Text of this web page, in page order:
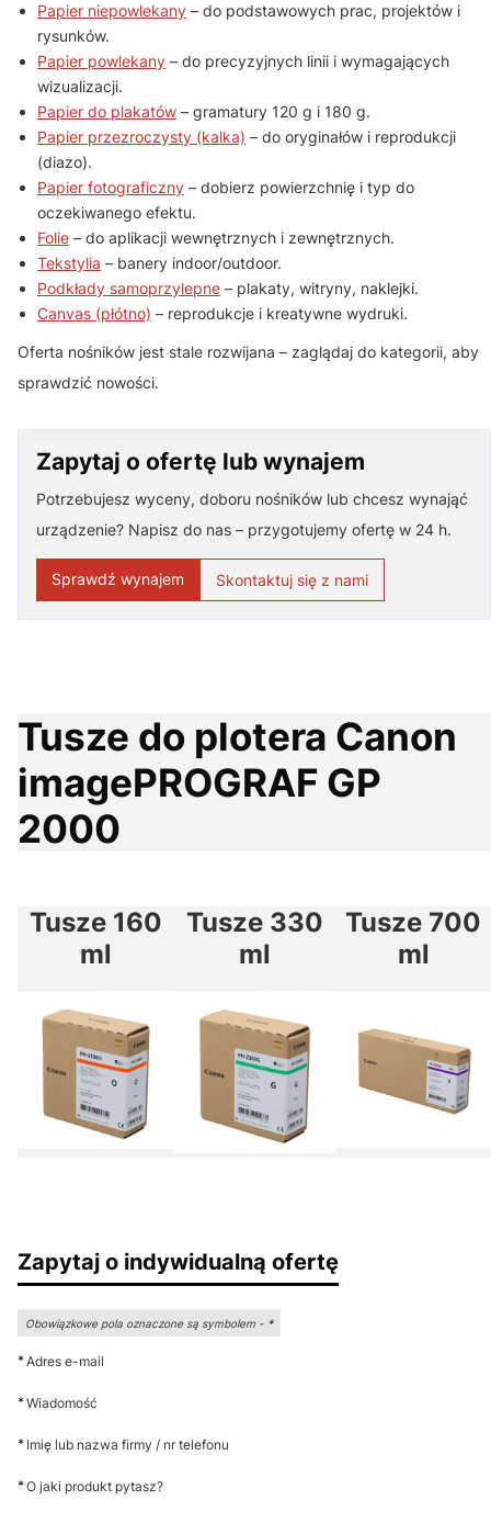
Papier niepowlekany – do podstawowych prac, projektów i
rysunków.
Papier powlekany – do precyzyjnych linii i wymagających
wizualizacji.
Papier do plakatów – gramatury 120 g i 180 g.
Papier przezroczysty (kalka) – do oryginałów i reprodukcji
(diazo).
Papier fotograficzny – dobierz powierzchnię i typ do
oczekiwanego efektu.
Folie – do aplikacji wewnętrznych i zewnętrznych.
Tekstylia – banery indoor/outdoor.
Podkłady samoprzylepne – plakaty, witryny, naklejki.
Canvas (płótno) – reprodukcje i kreatywne wydruki.
Oferta nośników jest stale rozwijana – zaglądaj do kategorii, aby
sprawdzić nowości.
Zapytaj o ofertę lub wynajem
Potrzebujesz wyceny, doboru nośników lub chcesz wynająć
urządzenie? Napisz do nas – przygotujemy ofertę w 24 h.
Sprawdź wynajem Skontaktuj się z nami
Tusze do plotera Canon
imagePROGRAF GP
2000
Tusze 160
ml
Tusze 330
ml
Tusze 700
ml
Zapytaj o indywidualną ofertę
Obowiązkowe pola oznaczone są symbolem - *
*Adres e-mail
*Wiadomość
* Imię lub nazwa firmy / nr telefonu
*O jaki produkt pytasz?